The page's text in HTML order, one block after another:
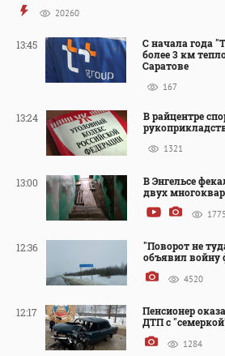
20260
13:45
С начала года
более 3 км
Саратове
167
13:24
В райцентре
1321
13:00
В Энгельсе
двух
1775
12:36
"Поворот не
объявил войну
4520
12:17
Пенсионер
ДТП с
1284